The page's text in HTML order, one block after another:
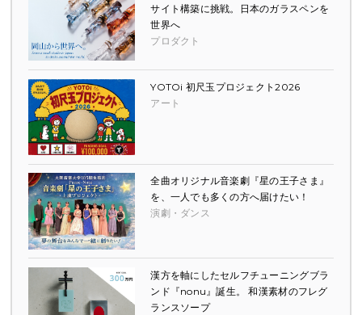
サイト構築に挑戦。日本のガラスペンを
世界へ
プロダクト
YOTOi 初尺玉プロジェクト2026
アート
全曲オリジナル音楽劇『星の王子さま』
を、一人でも多くの方へ届けたい！
演劇・ダンス
漢方を軸にしたセルフチューニングブラ
ンド『nonu』誕生。 和漢素材のフレグ
ランスソープ